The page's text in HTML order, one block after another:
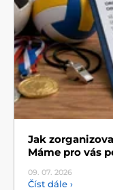
Jak
Máme pro vás
09. 07. 2026
Číst dále ›